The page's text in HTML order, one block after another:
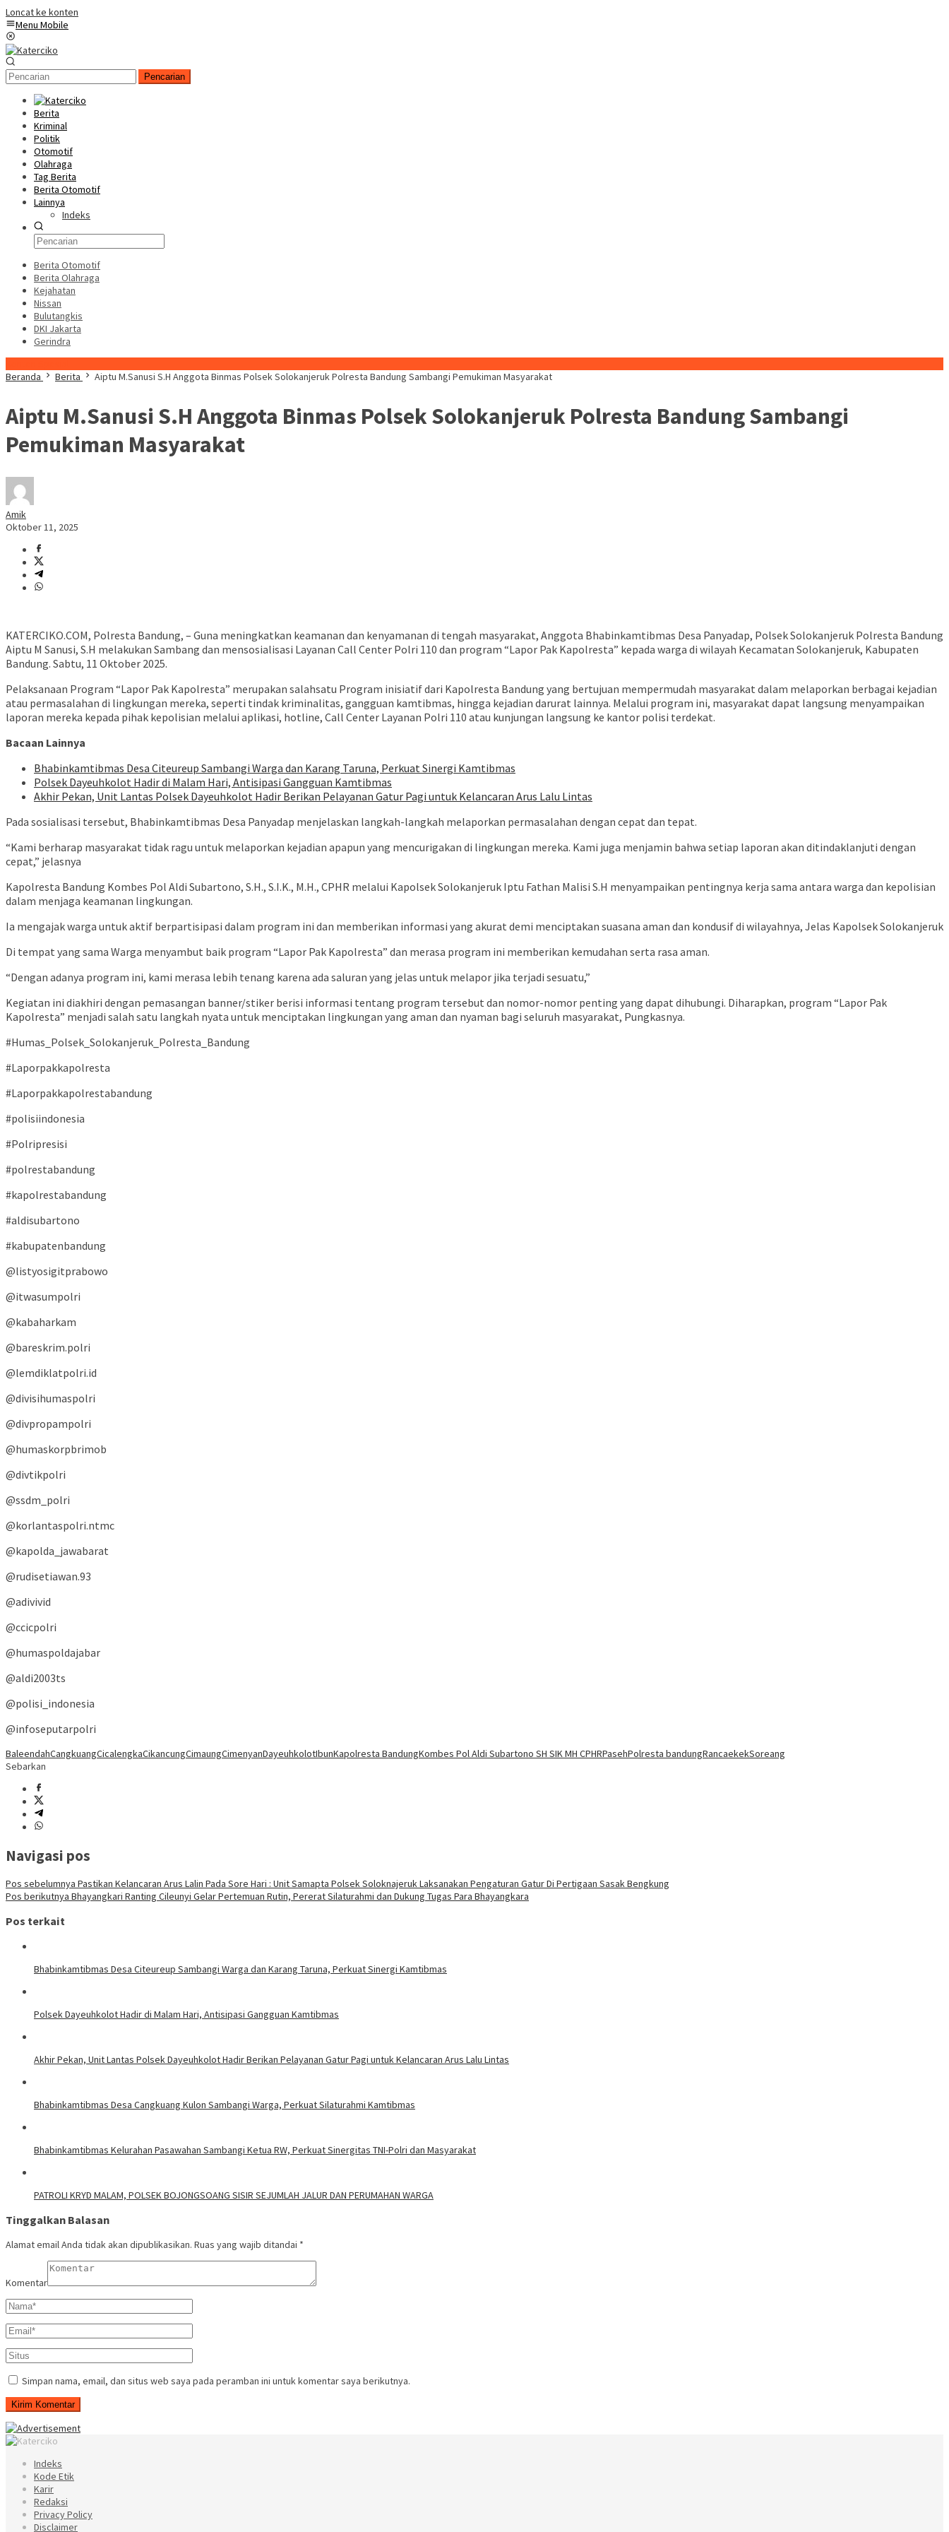
Loncat ke konten
Menu Mobile
Pencarian
Berita
Kriminal
Politik
Otomotif
Olahraga
Tag Berita
Berita Otomotif
Lainnya
Indeks
Berita Otomotif
Berita Olahraga
Kejahatan
Nissan
Bulutangkis
DKI Jakarta
Gerindra
Beranda
Berita Aiptu M.Sanusi S.H Anggota Binmas Polsek Solokanjeruk Polresta Bandung Sambangi Pemukiman Masyarakat
Aiptu M.Sanusi S.H Anggota Binmas Polsek Solokanjeruk Polresta Bandung Sambangi
Pemukiman Masyarakat
Amik
Oktober 11, 2025
KATERCIKO.COM, Polresta Bandung, – Guna meningkatkan keamanan dan kenyamanan di tengah masyarakat, Anggota Bhabinkamtibmas Desa Panyadap, Polsek Solokanjeruk Polresta Bandung
Aiptu M Sanusi, S.H melakukan Sambang dan mensosialisasi Layanan Call Center Polri 110 dan program “Lapor Pak Kapolresta” kepada warga di wilayah Kecamatan Solokanjeruk, Kabupaten
Bandung. Sabtu, 11 Oktober 2025.
Pelaksanaan Program “Lapor Pak Kapolresta” merupakan salahsatu Program inisiatif dari Kapolresta Bandung yang bertujuan mempermudah masyarakat dalam melaporkan berbagai kejadian
atau permasalahan di lingkungan mereka, seperti tindak kriminalitas, gangguan kamtibmas, hingga kejadian darurat lainnya. Melalui program ini, masyarakat dapat langsung menyampaikan
laporan mereka kepada pihak kepolisian melalui aplikasi, hotline, Call Center Layanan Polri 110 atau kunjungan langsung ke kantor polisi terdekat.
Bacaan Lainnya
Bhabinkamtibmas Desa Citeureup Sambangi Warga dan Karang Taruna, Perkuat Sinergi Kamtibmas
Polsek Dayeuhkolot Hadir di Malam Hari, Antisipasi Gangguan Kamtibmas
Akhir Pekan, Unit Lantas Polsek Dayeuhkolot Hadir Berikan Pelayanan Gatur Pagi untuk Kelancaran Arus Lalu Lintas
Pada sosialisasi tersebut, Bhabinkamtibmas Desa Panyadap menjelaskan langkah-langkah melaporkan permasalahan dengan cepat dan tepat.
“Kami berharap masyarakat tidak ragu untuk melaporkan kejadian apapun yang mencurigakan di lingkungan mereka. Kami juga menjamin bahwa setiap laporan akan ditindaklanjuti dengan
cepat,” jelasnya
Kapolresta Bandung Kombes Pol Aldi Subartono, S.H., S.I.K., M.H., CPHR melalui Kapolsek Solokanjeruk Iptu Fathan Malisi S.H menyampaikan pentingnya kerja sama antara warga dan kepolisian
dalam menjaga keamanan lingkungan.
Ia mengajak warga untuk aktif berpartisipasi dalam program ini dan memberikan informasi yang akurat demi menciptakan suasana aman dan kondusif di wilayahnya, Jelas Kapolsek Solokanjeruk
Di tempat yang sama Warga menyambut baik program “Lapor Pak Kapolresta” dan merasa program ini memberikan kemudahan serta rasa aman.
“Dengan adanya program ini, kami merasa lebih tenang karena ada saluran yang jelas untuk melapor jika terjadi sesuatu,”
Kegiatan ini diakhiri dengan pemasangan banner/stiker berisi informasi tentang program tersebut dan nomor-nomor penting yang dapat dihubungi. Diharapkan, program “Lapor Pak
Kapolresta” menjadi salah satu langkah nyata untuk menciptakan lingkungan yang aman dan nyaman bagi seluruh masyarakat, Pungkasnya.
#Humas_Polsek_Solokanjeruk_Polresta_Bandung
#Laporpakkapolresta
#Laporpakkapolrestabandung
#polisiindonesia
#Polripresisi
#polrestabandung
#kapolrestabandung
#aldisubartono
#kabupatenbandung
@listyosigitprabowo
@itwasumpolri
@kabaharkam
@bareskrim.polri
@lemdiklatpolri.id
@divisihumaspolri
@divpropampolri
@humaskorpbrimob
@divtikpolri
@ssdm_polri
@korlantaspolri.ntmc
@kapolda_jawabarat
@rudisetiawan.93
@adivivid
@ccicpolri
@humaspoldajabar
@aldi2003ts
@polisi_indonesia
@infoseputarpolri
BaleendahCangkuangCicalengkaCikancungCimaungCimenyanDayeuhkolotIbunKapolresta BandungKombes Pol Aldi Subartono SH SIK MH CPHRPasehPolresta bandungRancaekekSoreang
Sebarkan
Navigasi pos
Pos sebelumnya Pastikan Kelancaran Arus Lalin Pada Sore Hari : Unit Samapta Polsek Soloknajeruk Laksanakan Pengaturan Gatur Di Pertigaan Sasak Bengkung
Pos berikutnya Bhayangkari Ranting Cileunyi Gelar Pertemuan Rutin, Pererat Silaturahmi dan Dukung Tugas Para Bhayangkara
Pos terkait
Bhabinkamtibmas Desa Citeureup Sambangi Warga dan Karang Taruna, Perkuat Sinergi Kamtibmas
Polsek Dayeuhkolot Hadir di Malam Hari, Antisipasi Gangguan Kamtibmas
Akhir Pekan, Unit Lantas Polsek Dayeuhkolot Hadir Berikan Pelayanan Gatur Pagi untuk Kelancaran Arus Lalu Lintas
Bhabinkamtibmas Desa Cangkuang Kulon Sambangi Warga, Perkuat Silaturahmi Kamtibmas
Bhabinkamtibmas Kelurahan Pasawahan Sambangi Ketua RW, Perkuat Sinergitas TNI-Polri dan Masyarakat
PATROLI KRYD MALAM, POLSEK BOJONGSOANG SISIR SEJUMLAH JALUR DAN PERUMAHAN WARGA
Tinggalkan Balasan
Alamat email Anda tidak akan dipublikasikan. Ruas yang wajib ditandai *
Komentar
Simpan nama, email, dan situs web saya pada peramban ini untuk komentar saya berikutnya.
Indeks
Kode Etik
Karir
Redaksi
Privacy Policy
Disclaimer